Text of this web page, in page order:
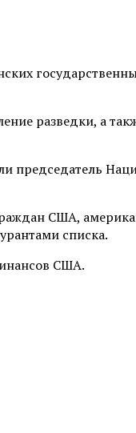
разведки, а
США,
списка.
США.